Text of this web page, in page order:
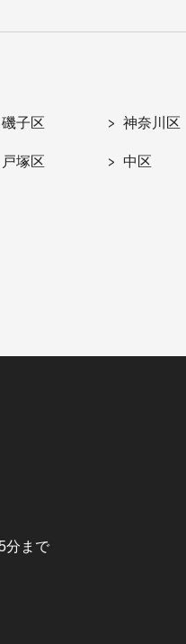
磯子区 神奈川区
戸塚区 中区
分まで